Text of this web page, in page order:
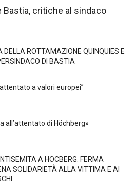
Bastia, critiche al sindaco
DELLA ROTTAMAZIONE QUINQUIES E
DI BASTIA
a valori europei”
all’attentato di Höchberg»
A HÖCBERG: FERMA
SOLIDARIETÀ ALLA VITTIMA E AI